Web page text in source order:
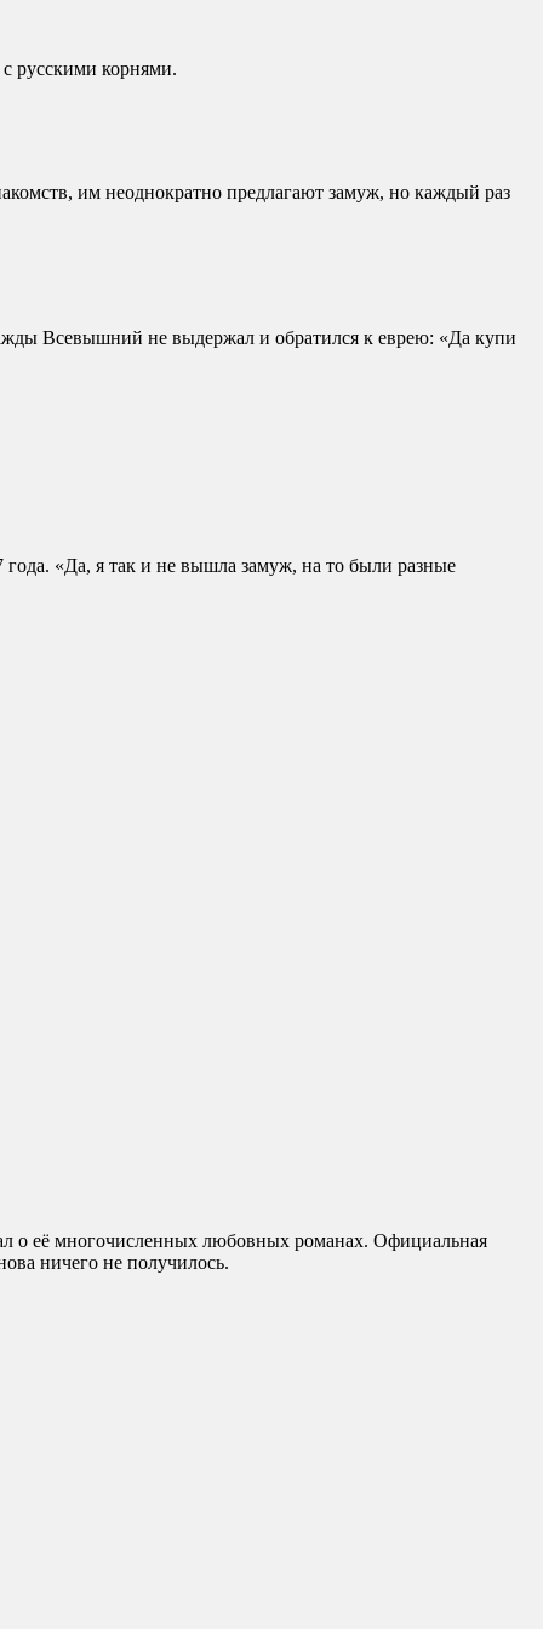
русскими корнями.
им неоднократно предлагают замуж, но каждый раз
Всевышний не выдержал и обратился к еврею: «Да купи
«Да, я так и не вышла замуж, на то были разные
о её многочисленных любовных романах. Официальная
ничего не получилось.